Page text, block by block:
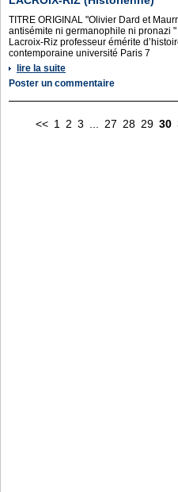
TITRE ORIGINAL "Olivier Dard et
antisémite ni germanophile ni pronazi "
Lacroix-Riz professeur émérite
contemporaine université Paris 7
lire la suite
Poster un commentaire
<< 1 2 3 27 28 29 30